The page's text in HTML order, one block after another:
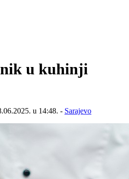
u kuhinji
u 14:48. - Sarajevo